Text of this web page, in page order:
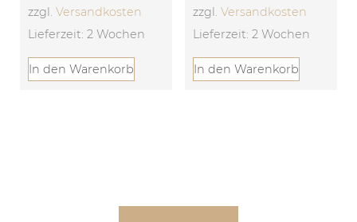
zzgl. Versandkosten
Lieferzeit: 2 Wochen
In den Warenkorb
zzgl. Versandkosten
Lieferzeit: 2 Wochen
In den Warenkorb